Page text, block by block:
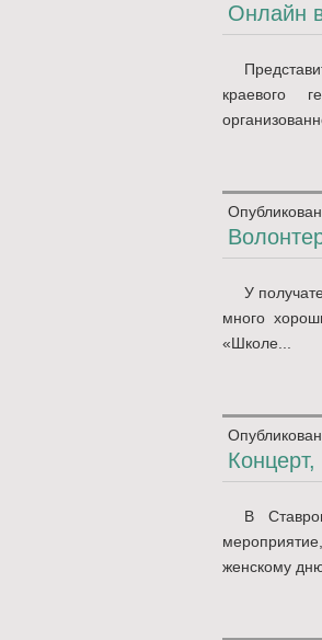
Онлайн
краевого
У
много
«Школе...
В
женскому